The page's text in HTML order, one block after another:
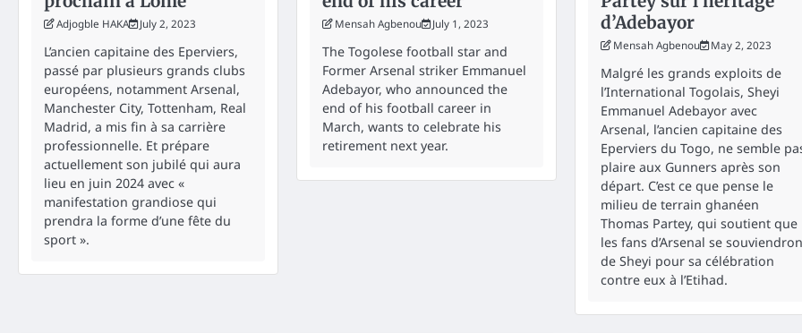
Adjogble HAKA July 2, 2023
L’ancien capitaine des Eperviers,
passé par plusieurs grands clubs
européens, notamment Arsenal,
Manchester City, Tottenham, Real
Madrid, a mis fin à sa carrière
professionnelle. Et prépare
actuellement son jubilé qui aura
lieu en juin 2024 avec «
manifestation grandiose qui
prendra la forme d’une fête du
sport ».
Mensah Agbenou July 1, 2023
The Togolese football star and
Former Arsenal striker Emmanuel
Adebayor, who announced the
end of his football career in
March, wants to celebrate his
retirement next year.
d’Adebayor
Mensah Agbenou May 2, 2023
Malgré les grands exploits de
l’International Togolais, Sheyi
Emmanuel Adebayor avec
Arsenal, l’ancien capitaine des
Eperviers du Togo, ne semble
plaire aux Gunners après son
départ. C’est ce que pense le
milieu de terrain ghanéen
Thomas Partey, qui soutient que
les fans d’Arsenal se
de Sheyi pour sa célébration
contre eux à l’Etihad.